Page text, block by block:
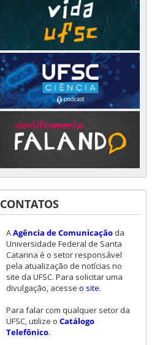
CONTATOS
AAgência de Comunicaçãoda
Universidade Federal de Santa
Catarina é o setor responsável
pela atualização de notícias no
site da UFSC. Para solicitar uma
divulgação, acesse o site.
Para falar com qualquer setor da
UFSC, utilize o Catálogo
Telefônico.